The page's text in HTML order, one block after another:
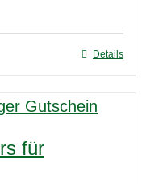
Details
für